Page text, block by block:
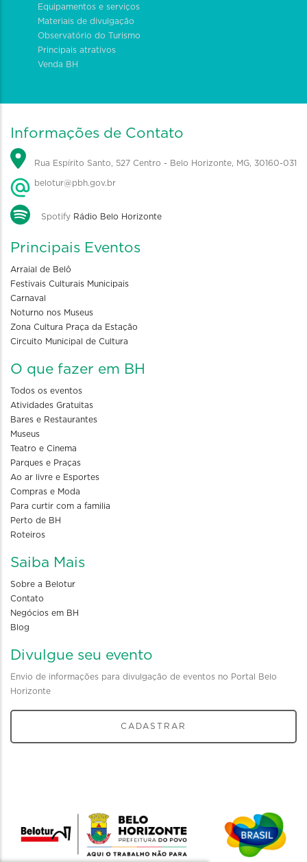
Equipamentos e serviços
Materiais de divulgação
Observatório do Turismo
Principais atrativos
Venda BH
Informações de Contato
Rua Espírito Santo, 527 Centro - Belo Horizonte, MG, 30160-031
belotur@pbh.gov.br
Spotify Rádio Belo Horizonte
Principais Eventos
Arraial de Belô
Festivais Culturais Municipais
Carnaval
Noturno nos Museus
Zona Cultura Praça da Estação
Circuito Municipal de Cultura
O que fazer em BH
Todos os eventos
Atividades Gratuitas
Bares e Restaurantes
Museus
Teatro e Cinema
Parques e Praças
Ao ar livre e Esportes
Compras e Moda
Para curtir com a familia
Perto de BH
Roteiros
Saiba Mais
Sobre a Belotur
Contato
Negócios em BH
Blog
Divulgue seu evento
Envio de informações para divulgação de eventos no Portal Belo
Horizonte
CADASTRAR